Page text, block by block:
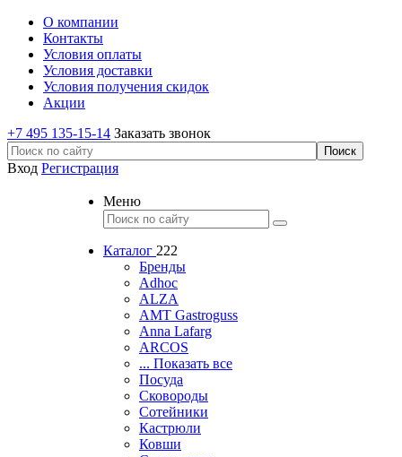
О компании
Контакты
Условия оплаты
Условия доставки
Условия получения скидок
Акции
+7 495 135-15-14 Заказать звонок
Вход Регистрация
Меню
Каталог 222
Бренды
Adhoc
ALZA
AMT Gastroguss
Anna Lafarg
ARCOS
... Показать все
Посуда
Сковороды
Сотейники
Кастрюли
Ковши